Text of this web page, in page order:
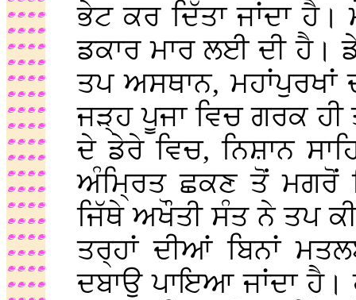
ਭੇਟ ਕਰ ਦਿੱਤਾ ਜਾਂਦਾ
ਡਕਾਰ ਮਾਰ ਲਈ ਦੀ ਹੈ।
ਤਪ ਅਸਥਾਨ, ਮਹਾਂਪੁਰਖਾਂ
ਜੜ੍ਹ ਪੂਜਾ ਵਿਚ ਗਰਕ
ਦੇ ਡੇਰੇ ਵਿਚ, ਨਿਸ਼ਾਨ
ਅੰਮ੍ਰਿਤ ਛਕਣ ਤੋਂ ਮਗਰੋਂ
ਜਿੱਥੇ ਅਖੌਤੀ ਸੰਤ ਨੇ ਤਪ
ਤਰ੍ਹਾਂ ਦੀਆਂ ਬਿਨਾਂ
ਦਬਾਉ ਪਾਇਆ ਜਾਂਦਾ